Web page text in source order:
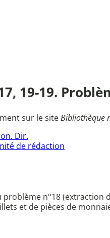
19-19.
sur le siteBibliothèque
Dir.
de rédaction
n°18
et de pièces de